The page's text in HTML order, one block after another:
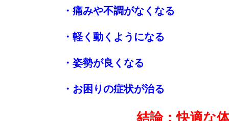
・痛みや不調がなくなる
・軽く動くようになる
・姿勢が良くなる
・お困りの症状が治る
結論：快適な